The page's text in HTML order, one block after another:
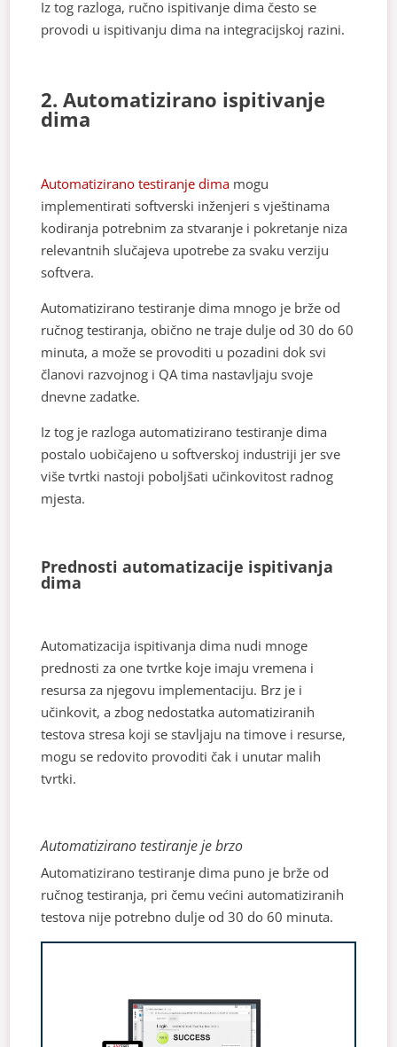
Iz tog razloga, ručno ispitivanje dima često se
provodi u ispitivanju dima na integracijskoj razini.
2. Automatizirano ispitivanje
dima
Automatizirano testiranje dima mogu
implementirati softverski inženjeri s vještinama
kodiranja potrebnim za stvaranje i pokretanje niza
relevantnih slučajeva upotrebe za svaku verziju
softvera.
Automatizirano testiranje dima mnogo je brže od
ručnog testiranja, obično ne traje dulje od 30 do 60
minuta, a može se provoditi u pozadini dok svi
članovi razvojnog i QA tima nastavljaju svoje
dnevne zadatke.
Iz tog je razloga automatizirano testiranje dima
postalo uobičajeno u softverskoj industriji jer sve
više tvrtki nastoji poboljšati učinkovitost radnog
mjesta.
Prednosti automatizacije ispitivanja
dima
Automatizacija ispitivanja dima nudi mnoge
prednosti za one tvrtke koje imaju vremena i
resursa za njegovu implementaciju. Brz je i
učinkovit, a zbog nedostatka automatiziranih
testova stresa koji se stavljaju na timove i resurse,
mogu se redovito provoditi čak i unutar malih
tvrtki.
Automatizirano testiranje je brzo
Automatizirano testiranje dima puno je brže od
ručnog testiranja, pri čemu većini automatiziranih
testova nije potrebno dulje od 30 do 60 minuta.